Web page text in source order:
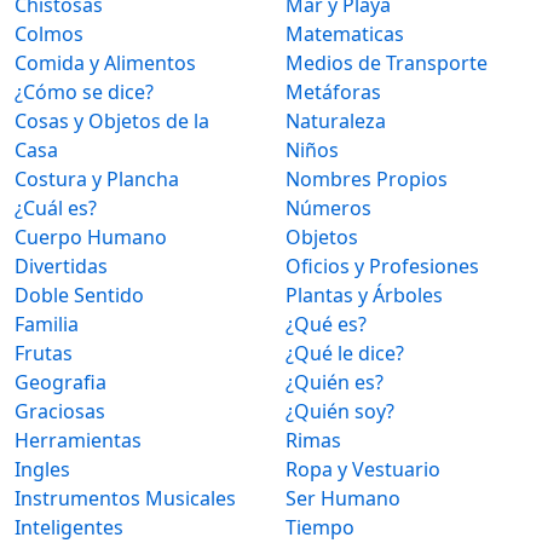
Colmos
Comida y Alimentos
¿Cómo se dice?
Cosas y Objetos de la
Casa
Costura y Plancha
¿Cuál es?
Cuerpo Humano
Divertidas
Doble Sentido
Familia
Frutas
Geografia
Graciosas
Herramientas
Ingles
Instrumentos Musicales
Inteligentes
Matematicas
Medios de Transporte
Metáforas
Naturaleza
Niños
Nombres Propios
Números
Objetos
Oficios y Profesiones
Plantas y Árboles
¿Qué es?
¿Qué le dice?
¿Quién es?
¿Quién soy?
Rimas
Ropa y Vestuario
Ser Humano
Tiempo